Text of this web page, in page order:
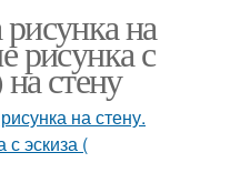
на
рисунка с
стену